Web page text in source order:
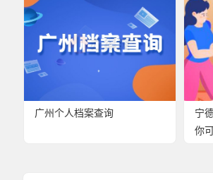
广州个人档案查询
宁
你